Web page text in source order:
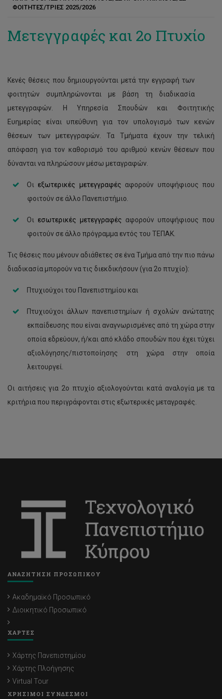
Χρηματοοικονομικών και Λογιστικής
ΦΟΙΤΗΤΕΣ/ΤΡΙΕΣ 2025/2026
Μετεγγραφές και 2ο Πτυχίο
Κενές θέσεις που δημιουργούνται μετά την εγγραφή των
φοιτητών συμπληρώνονται με βάση τη διαδικασία
μετεγγραφών. Η Υπηρεσία Σπουδών και Φοιτητικής
Ευημερίας είναι υπεύθυνη για τον υπολογισμό των κενών
θέσεων των μετεγγραφών. Τα Τμήματα έχουν την τελική
απόφαση για τον καθορισμό του αριθμού κενών θέσεων που
δύνανται να πληρώσουν μέσω μεταγραφών.
Οι εξωτερικές μετεγγραφές αφορούν υποψήφιους που
φοιτούν σε άλλο Πανεπιστήμιο.
Οι εσωτερικές μετεγγραφές αφορούν υποψήφιους που
φοιτούν σε άλλο πρόγραμμα εντός του ΤΕΠΑΚ.
Τις θέσεις που μένουν αδιάθετες σε ένα Τμήμα από την πιο πάνω
διαδικασία μπορούν να τις διεκδικήσουν (για 2ο πτυχίο):
Πτυχιούχοι του Πανεπιστημίου και
Πτυχιούχοι άλλων πανεπιστημίων ή σχολών ανώτατης
εκπαίδευσης που είναι αναγνωρισμένες από τη χώρα στην
οποία εδρεύουν, ή/και από κλάδο σπουδών που έχει τύχει
αξιολόγησης/πιστοποίησης στη χώρα στην οποία
λειτουργεί.
Οι αιτήσεις για 2ο πτυχίο αξιολογούνται κατά αναλογία με τα
κριτήρια που περιγράφονται στις εξωτερικές μεταγραφές.
ΑΝΑΖΗΤΗΣΗ ΠΡΟΣΩΠΙΚΟΥ
Ακαδημαϊκό Προσωπικό
Διοικητικό Προσωπικό
ΧΑΡΤΕΣ
Χάρτης Πανεπιστημίου
Χάρτης Πλοήγησης
Virtual Tour
ΧΡΗΣΙΜΟΙ ΣΥΝΔΕΣΜΟΙ